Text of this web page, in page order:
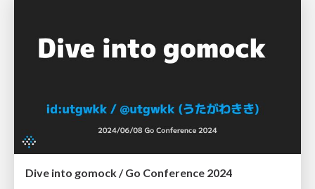
Dive into gomock / Go Conference 2024